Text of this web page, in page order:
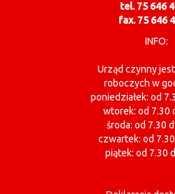
tel. 75 646
fax. 75 646
INFO:
Urząd czynny
roboczych w
poniedziałek: od
wtorek: od 7.30
środa: od 7.30
czwartek: od
piątek: od 7.30